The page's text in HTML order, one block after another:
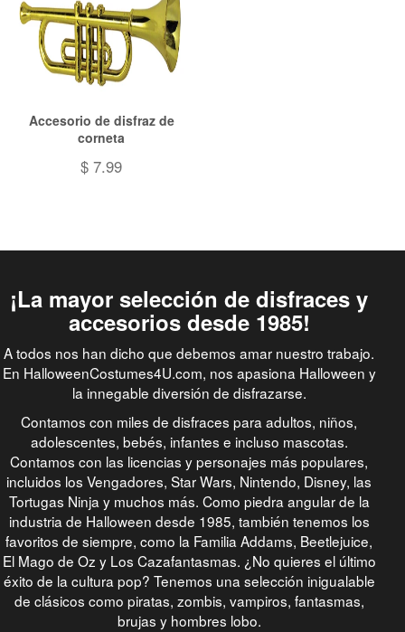
Accesorio de disfraz de
corneta
$ 7.99
¡La mayor selección de disfraces y
accesorios desde 1985!
A todos nos han dicho que debemos amar nuestro trabajo.
En HalloweenCostumes4U.com, nos apasiona Halloween y
la innegable diversión de disfrazarse.
Contamos con miles de disfraces para adultos, niños,
adolescentes, bebés, infantes e incluso mascotas.
Contamos con las licencias y personajes más populares,
incluidos los Vengadores, Star Wars, Nintendo, Disney, las
Tortugas Ninja y muchos más. Como piedra angular de la
industria de Halloween desde 1985, también tenemos los
favoritos de siempre, como la Familia Addams, Beetlejuice,
El Mago de Oz y Los Cazafantasmas. ¿No quieres el último
éxito de la cultura pop? Tenemos una selección inigualable
de clásicos como piratas, zombis, vampiros, fantasmas,
brujas y hombres lobo.